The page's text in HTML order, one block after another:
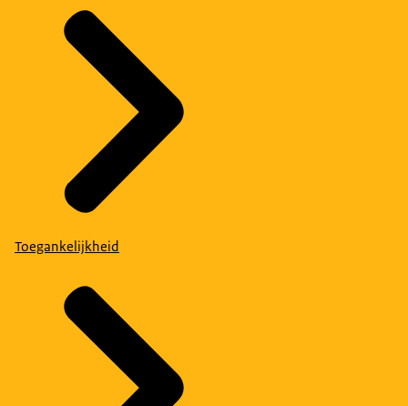
Toegankelijkheid